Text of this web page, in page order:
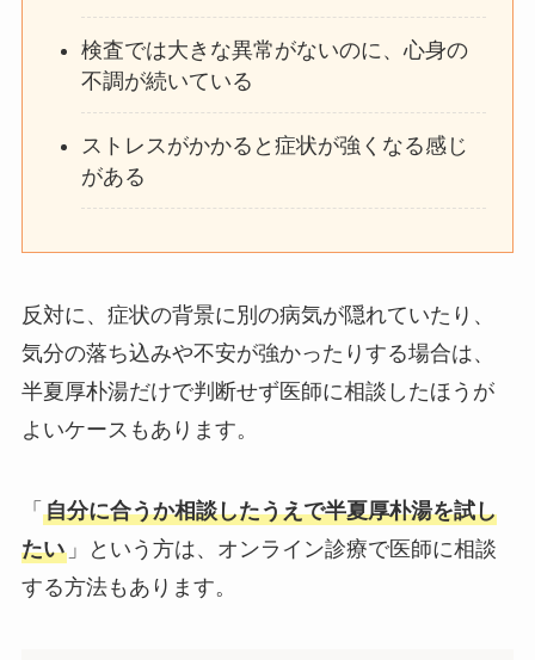
検査では大きな異常がないのに、心身の
不調が続いている
ストレスがかかると症状が強くなる感じ
がある
反対に、症状の背景に別の病気が隠れていたり、
気分の落ち込みや不安が強かったりする場合は、
半夏厚朴湯だけで判断せず医師に相談したほうが
よいケースもあります。
「 自分に合うか相談したうえで半夏厚朴湯を試し
たい」という方は、オンライン診療で医師に相談
する方法もあります。